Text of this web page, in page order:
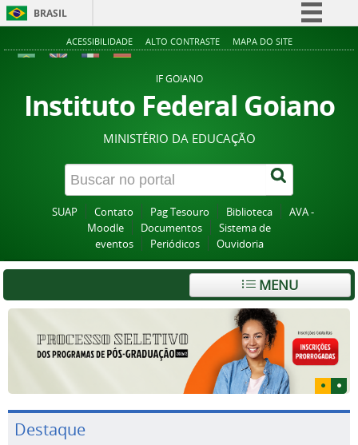
BRASIL
Simplifique!
Acesso à informação
Legislação
Canais
ACESSIBILIDADE ALTO CONTRASTE MAPA DO SITE
IF GOIANO
Instituto Federal Goiano
MINISTÉRIO DA EDUCAÇÃO
SUAP Contato Pag Tesouro Biblioteca
AVA -
Moodle
Documentos
Sistema de
eventos
Periódicos Ouvidoria
MENU
Destaque